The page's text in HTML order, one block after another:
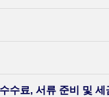
수료, 서류 준비 및 세